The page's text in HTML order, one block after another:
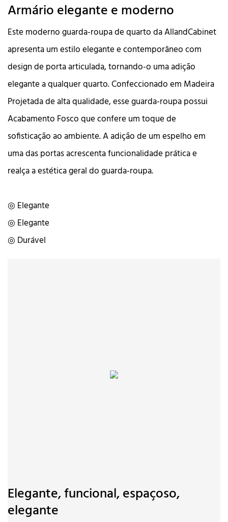
Armário elegante e moderno
Este moderno guarda-roupa de quarto da AllandCabinet
apresenta um estilo elegante e contemporâneo com
design de porta articulada, tornando-o uma adição
elegante a qualquer quarto. Confeccionado em Madeira
Projetada de alta qualidade, esse guarda-roupa possui
Acabamento Fosco que confere um toque de
sofisticação ao ambiente. A adição de um espelho em
uma das portas acrescenta funcionalidade prática e
realça a estética geral do guarda-roupa.
◎ Elegante
◎ Elegante
◎ Durável
Elegante, funcional, espaçoso,
elegante